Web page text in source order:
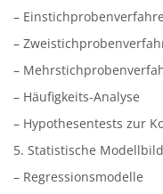
–
–
–
– Häufigkeits-Analyse
– Hypothesentests zur
5. Statistische
– Regressionsmodelle